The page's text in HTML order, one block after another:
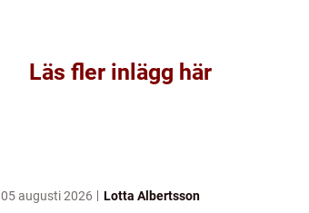
Läs fler inlägg här
05 augusti 2026 Lotta Albertsson